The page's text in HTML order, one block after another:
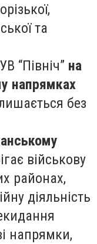
та
“Північ” на
напрямках
без
військову
районах,
діяльність
напрямки,